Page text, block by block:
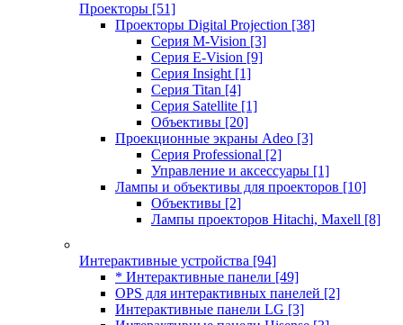
Проекторы [51]
Проекторы Digital Projection [38]
Серия M-Vision [3]
Серия E-Vision [9]
Серия Insight [1]
Серия Titan [4]
Серия Satellite [1]
Объективы [20]
Проекционные экраны Adeo [3]
Серия Professional [2]
Управление и аксессуары [1]
Лампы и объективы для проекторов [10]
Объективы [2]
Лампы проекторов Hitachi, Maxell [8]
Интерактивные устройства [94]
* Интерактивные панели [49]
OPS для интерактивных панелей [2]
Интерактивные панели LG [3]